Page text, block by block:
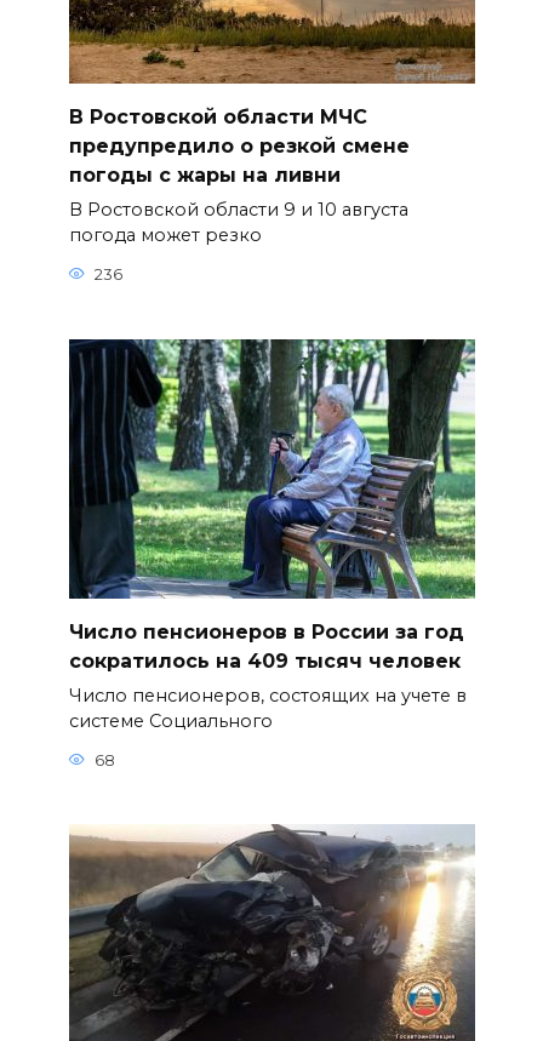
В Ростовской области МЧС
предупредило о резкой смене
погоды с жары на ливни
В Ростовской области 9 и 10 августа
погода может резко
236
Число пенсионеров в России за год
сократилось на 409 тысяч человек
Число пенсионеров, состоящих на учете в
системе Социального
68